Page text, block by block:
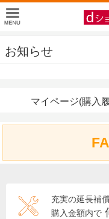
お知らせ
マイページ(購入
充実の延長補
購入金額内で